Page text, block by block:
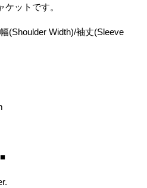
ットです。
(Shoulder Width)/袖丈(Sleeve